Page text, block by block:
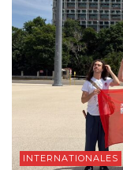
INTERNATIONALES